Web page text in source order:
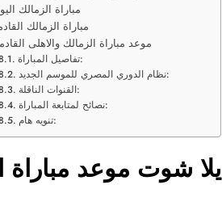
مباراة الزمالك
مباراة الزمالك
موعد مباراة الزمالك والاهلى
تفاصيل المباراة:
نظام الدوري المصري للموسم الجديد:
القنوات الناقلة:
نصائح لمتابعة المباراة:
تنويه هام:
يلا شوت موعد مباراة